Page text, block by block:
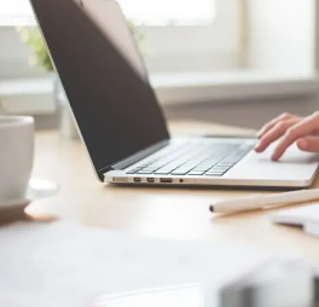
Onze specialisaties
Kennisbank
Plan een afspraak